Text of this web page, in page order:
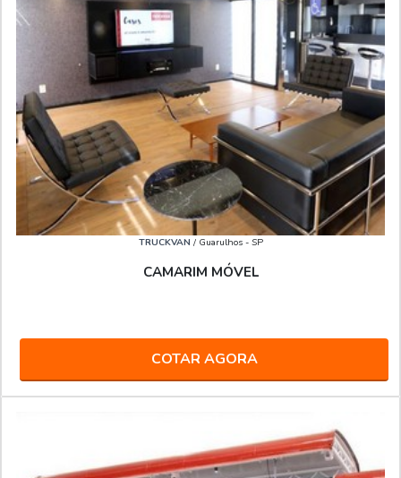
TRUCKVAN / Guarulhos - SP
CAMARIM MÓVEL
COTAR AGORA